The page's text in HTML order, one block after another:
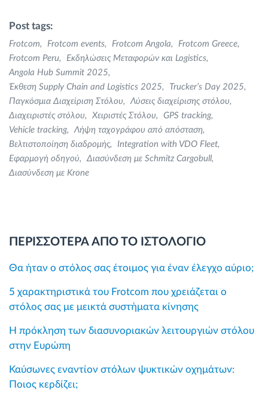
Post tags:
Frotcom Frotcom events Frotcom Angola
Frotcom Greece
Frotcom Peru
Εκδηλώσεις Μεταφορών και Logistics
Angola Hub Summit 2025
Έκθεση Supply Chain and Logistics 2025
Trucker’s Day 2025
Παγκόσμια Διαχείριση Στόλου
Λύσεις διαχείρισης στόλου
Διαχειριστές στόλου
Χειριστές Στόλου
GPS tracking
Vehicle tracking
Λήψη ταχογράφου από απόσταση
Βελτιστοποίηση διαδρομής
Integration with VDO Fleet
Εφαρμογή οδηγού
Διασύνδεση με Schmitz Cargobull
Διασύνδεση με Krone
ΠΕΡΙΣΣΟΤΕΡΑ ΑΠΟ ΤΟ ΙΣΤΟΛΟΓΙΟ
Θα ήταν ο στόλος σας έτοιμος για έναν έλεγχο αύριο;
5 χαρακτηριστικά του Frotcom που χρειάζεται ο
στόλος σας με μεικτά συστήματα κίνησης
Η πρόκληση των διασυνοριακών λειτουργιών στόλου
στην Ευρώπη
Καύσωνες εναντίον στόλων ψυκτικών οχημάτων:
Ποιος κερδίζει;